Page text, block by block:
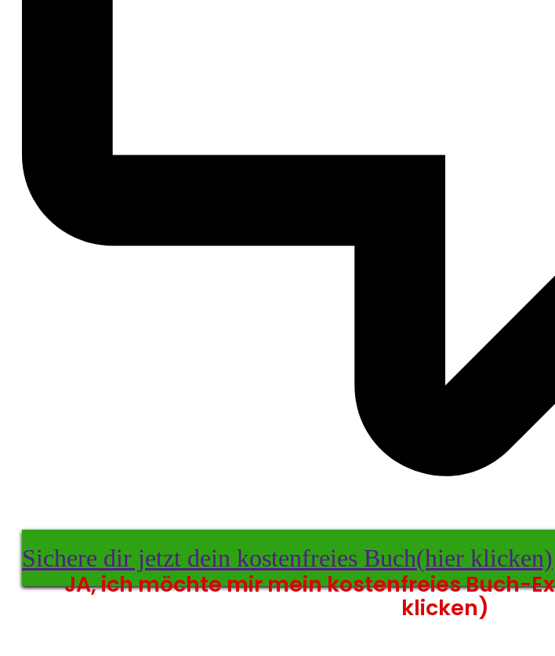
Sichere dir jetzt dein kostenfreies Buch(hier klicken)
JA, ich möchte mir mein kostenfreies Buch-
klicken)